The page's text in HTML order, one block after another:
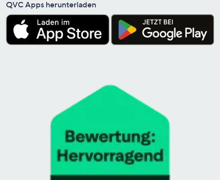
QVC Apps herunterladen